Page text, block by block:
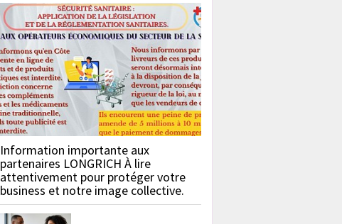
Information importante aux
partenaires LONGRICH À lire
attentivement pour protéger votre
business et notre image collective.